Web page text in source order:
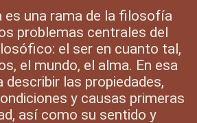
una rama de la filosofía
problemas centrales del
el ser en cuanto tal,
el mundo, el alma. En esa
describir las propiedades,
y causas primeras
así como su sentido y